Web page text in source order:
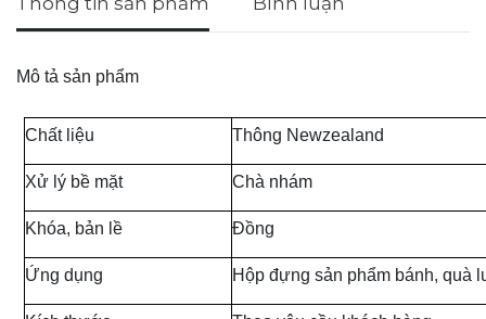
Mô tả sản phẩm
Chất liệu Thông Newzealand
Xử lý bề mặt Chà nhám
Khóa, bản lề Đồng
Ứng dụng Hộp đựng sản phẩm bánh, quà